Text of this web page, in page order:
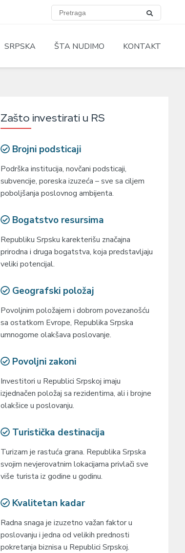
SRPSKA ŠTA NUDIMO KONTAKT
Zašto investirati u RS
Brojni podsticaji
Podrška institucija, novčani podsticaji,
subvencije, poreska izuzeća – sve sa ciljem
poboljšanja poslovnog ambijenta.
Bogatstvo resursima
Republiku Srpsku karekterišu značajna
prirodna i druga bogatstva, koja predstavljaju
veliki potencijal.
Geografski položaj
Povoljnim položajem i dobrom povezanošću
sa ostatkom Evrope, Republika Srpska
umnogome olakšava poslovanje.
Povoljni zakoni
Investitori u Republici Srpskoj imaju
izjednačen položaj sa rezidentima, ali i brojne
olakšice u poslovanju.
Turistička destinacija
Turizam je rastuća grana. Republika Srpska
svojim nevjerovatnim lokacijama privlači sve
više turista iz godine u godinu.
Kvalitetan kadar
Radna snaga je izuzetno važan faktor u
poslovanju i jedna od velikih prednosti
pokretanja biznisa u Republici Srpskoj.